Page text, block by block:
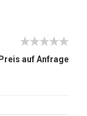
Preis auf Anfrage